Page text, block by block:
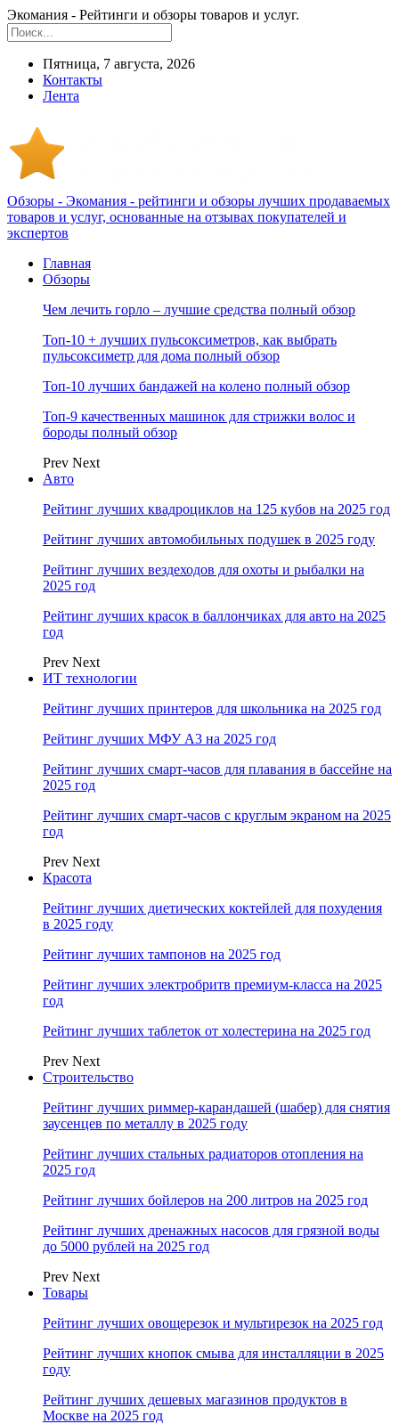
Экомания - Рейтинги и обзоры товаров и услуг.
Пятница, 7 августа, 2026
Контакты
Лента
Обзоры - Экомания - рейтинги и обзоры лучших продаваемых
товаров и услуг, основанные на отзывах покупателей и
экспертов
Главная
Обзоры
Чем лечить горло – лучшие средства полный обзор
Топ-10 + лучших пульсоксиметров, как выбрать
пульсоксиметр для дома полный обзор
Топ-10 лучших бандажей на колено полный обзор
Топ-9 качественных машинок для стрижки волос и
бороды полный обзор
Prev Next
Авто
Рейтинг лучших квадроциклов на 125 кубов на 2025 год
Рейтинг лучших автомобильных подушек в 2025 году
Рейтинг лучших вездеходов для охоты и рыбалки на
2025 год
Рейтинг лучших красок в баллончиках для авто на 2025
год
Prev Next
ИТ технологии
Рейтинг лучших принтеров для школьника на 2025 год
Рейтинг лучших МФУ А3 на 2025 год
Рейтинг лучших смарт-часов для плавания в бассейне на
2025 год
Рейтинг лучших смарт-часов с круглым экраном на 2025
год
Prev Next
Красота
Рейтинг лучших диетических коктейлей для похудения
в 2025 году
Рейтинг лучших тампонов на 2025 год
Рейтинг лучших электробритв премиум-класса на 2025
год
Рейтинг лучших таблеток от холестерина на 2025 год
Prev Next
Строительство
Рейтинг лучших риммер-карандашей (шабер) для снятия
заусенцев по металлу в 2025 году
Рейтинг лучших стальных радиаторов отопления на
2025 год
Рейтинг лучших бойлеров на 200 литров на 2025 год
Рейтинг лучших дренажных насосов для грязной воды
до 5000 рублей на 2025 год
Prev Next
Товары
Рейтинг лучших овощерезок и мультирезок на 2025 год
Рейтинг лучших кнопок смыва для инсталляции в 2025
году
Рейтинг лучших дешевых магазинов продуктов в
Москве на 2025 год